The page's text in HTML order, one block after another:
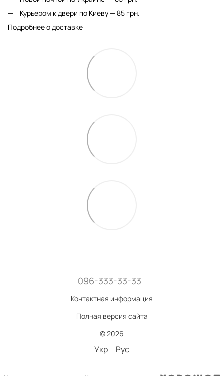
Курьером к двери по Киеву — 85 грн.
Подробнее о доставке
096-333-33-33
Контактная информация
Полная версия сайта
© 2026
Укр Рус